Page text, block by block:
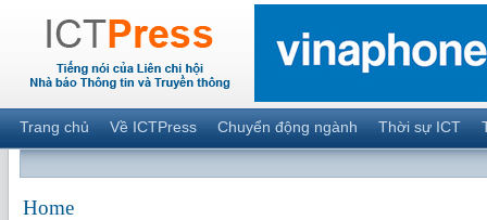
Trang chủ Về ICTPress Chuyển động ngành Thời sự ICT
Home